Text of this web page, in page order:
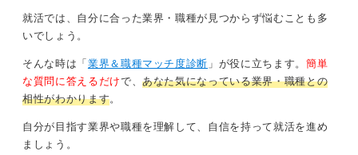
就活では、自分に合った業界・職種が見つからず悩むことも多
いでしょう。
そんな時は「 業界＆職種マッチ度診断 」が役に立ちます。 簡単
な質問に答えるだけで、あなた気になっている業界・職種との
相性がわかります。
自分が目指す業界や職種を理解して、自信を持って就活を進め
ましょう。